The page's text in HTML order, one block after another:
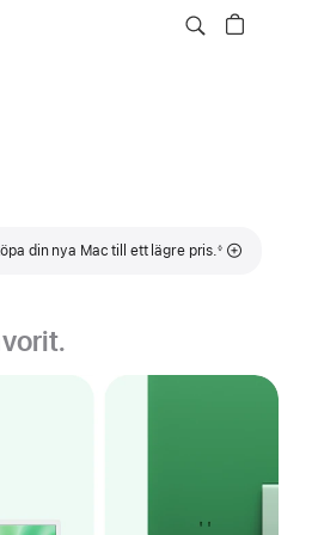
din nya Mac till ett lägre pris.
Fotnot
◊